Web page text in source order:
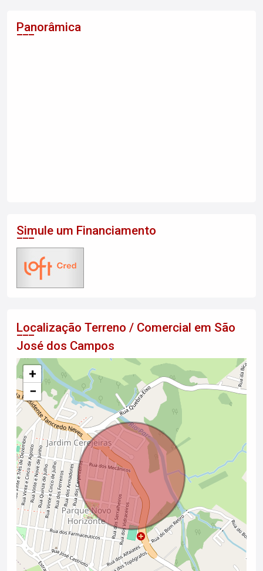
Panorâmica
Simule um Financiamento
Localização Terreno / Comercial em São
José dos Campos
+
−